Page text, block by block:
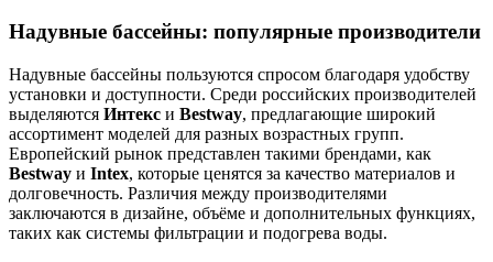
Надувные бассейны: популярные производители
Надувные бассейны пользуются спросом благодаря удобству
установки и доступности. Среди российских производителей
выделяются Интекс и Bestway, предлагающие широкий
ассортимент моделей для разных возрастных групп.
Европейский рынок представлен такими брендами, как
Bestway и Intex, которые ценятся за качество материалов и
долговечность. Различия между производителями
заключаются в дизайне, объёме и дополнительных функциях,
таких как системы фильтрации и подогрева воды.